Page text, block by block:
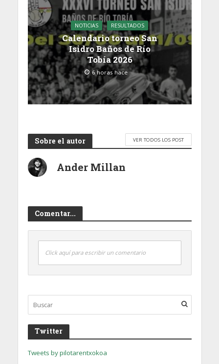
NOTICIAS RESULTADOS
Calendario torneo San
Isidro Baños de Río
Tobía 2026
6 horas hace
Sobre el autor VER TODOS LOS POST
Ander Millan
Comentar...
Click aquí para escribir un comentario
Twitter
Tweets by pilotarentxokoa